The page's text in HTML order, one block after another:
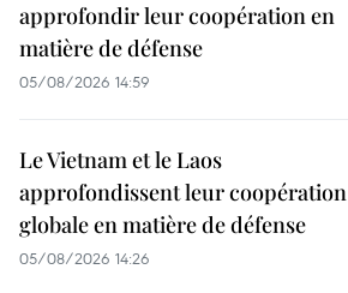
approfondir leur coopération en
matière de défense
05/08/2026 14:59
Le Vietnam et le Laos
approfondissent leur coopération
globale en matière de défense
05/08/2026 14:26